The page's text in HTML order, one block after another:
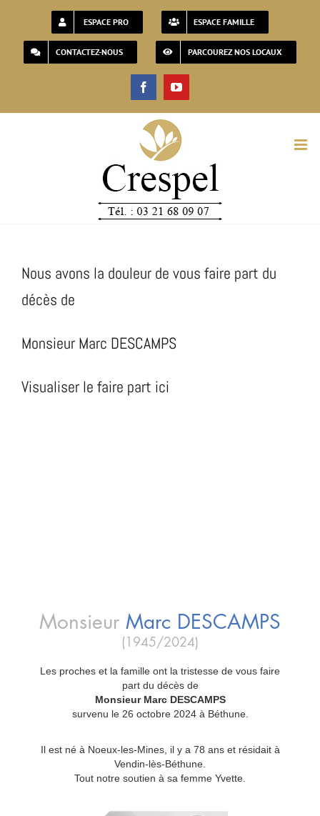
contenu
ESPACE PRO ESPACE FAMILLE
CONTACTEZ-NOUS PARCOUREZ NOS LOCAUX
FacebookYouTube
Nous avons la douleur de vous faire part du
décès de
Monsieur Marc DESCAMPS
Visualiser le faire part ici